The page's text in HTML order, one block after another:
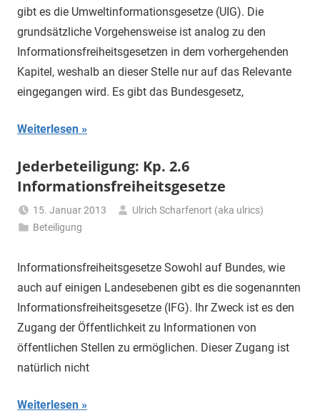
gibt es die Umweltinformationsgesetze (UIG). Die
grundsätzliche Vorgehensweise ist analog zu den
Informationsfreiheitsgesetzen in dem vorhergehenden
Kapitel, weshalb an dieser Stelle nur auf das Relevante
eingegangen wird. Es gibt das Bundesgesetz,
Weiterlesen
Jederbeteiligung: Kp. 2.6
Informationsfreiheitsgesetze
15. Januar 2013
Ulrich Scharfenort (aka ulrics)
Beteiligung
Informationsfreiheitsgesetze Sowohl auf Bundes, wie
auch auf einigen Landesebenen gibt es die sogenannten
Informationsfreiheitsgesetze (IFG). Ihr Zweck ist es den
Zugang der Öffentlichkeit zu Informationen von
öffentlichen Stellen zu ermöglichen. Dieser Zugang ist
natürlich nicht
Weiterlesen